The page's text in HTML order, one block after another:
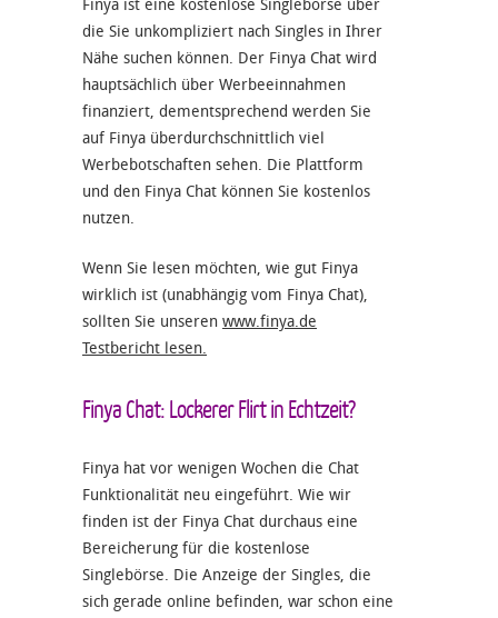
Finya ist eine kostenlose Singlebörse über
die Sie unkompliziert nach Singles in Ihrer
Nähe suchen können. Der Finya Chat wird
hauptsächlich über Werbeeinnahmen
finanziert, dementsprechend werden Sie
auf Finya überdurchschnittlich viel
Werbebotschaften sehen. Die Plattform
und den Finya Chat können Sie kostenlos
nutzen.
Wenn Sie lesen möchten, wie gut Finya
wirklich ist (unabhängig vom Finya Chat),
sollten Sie unseren www.finya.de
Testbericht lesen.
Finya Chat: Lockerer Flirt in Echtzeit?
Finya hat vor wenigen Wochen die Chat
Funktionalität neu eingeführt. Wie wir
finden ist der Finya Chat durchaus eine
Bereicherung für die kostenlose
Singlebörse. Die Anzeige der Singles, die
sich gerade online befinden, war schon eine